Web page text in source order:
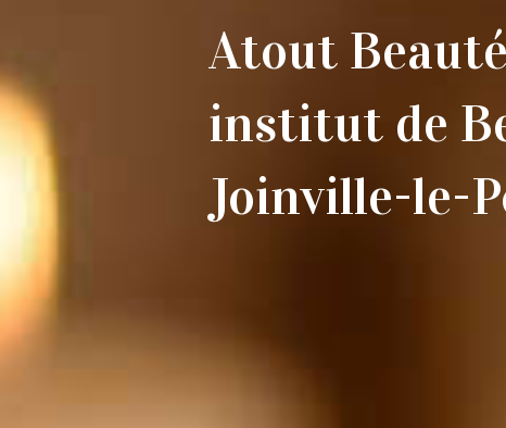
Atout
institut de
Joinville-le-